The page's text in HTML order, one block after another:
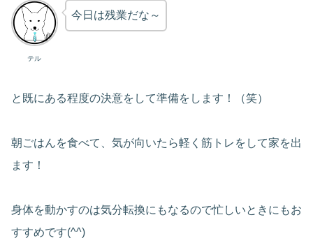
テル
今日は残業だな～
と既にある程度の決意をして準備をします！（笑）
朝ごはんを食べて、気が向いたら軽く筋トレをして家を出
ます！
身体を動かすのは気分転換にもなるので忙しいときにもお
すすめです(^^)